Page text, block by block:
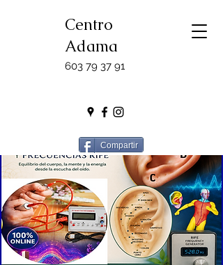
Centro
Adama
603 79 37 91
Compartir